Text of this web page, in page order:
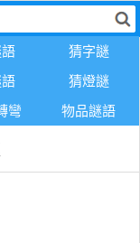
猜字謎
猜燈謎
彎 物品謎語